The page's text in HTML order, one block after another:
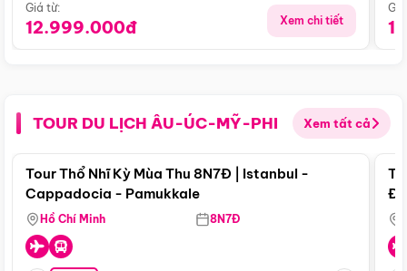
Giá từ:
12.999.000đ Xem chi tiết
TOUR DU LỊCH ÂU-ÚC-MỸ-PHI Xem tất cả
Điểm nổi bật
Tour Thổ Nhĩ Kỳ Mùa Thu 8N7Đ | Istanbul -
Cappadocia - Pamukkale
Hồ Chí Minh 8N7Đ